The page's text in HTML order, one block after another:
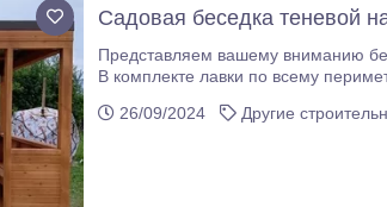
Садовая беседка теневой
Представляем вашему вниманию беседку - теневой
В комплекте лавки по всему периметру и большой стол, размером 80*1800 мм.
26/09/2024
Другие